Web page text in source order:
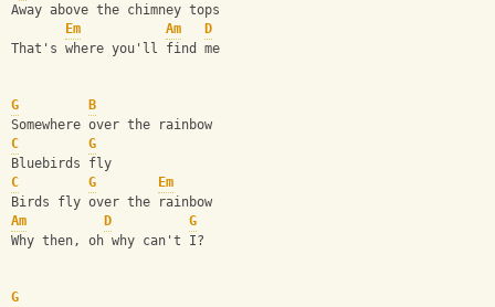
Away above the chimney tops
Em
Am
D
That's where you'll find me
G
B
Somewhere over the rainbow
C
G
Bluebirds fly
C
G
Em
Birds fly over the rainbow
Am
D
G
Why then, oh why can't I?
G